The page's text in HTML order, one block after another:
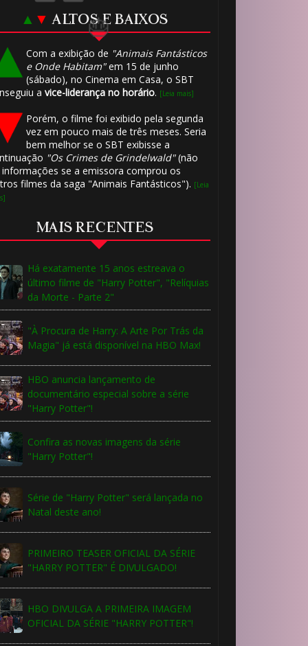
▲ ▼ ALTOS E BAIXOS
Com a exibição de "Animais Fantásticos
e Onde Habitam"em 15 de junho
(sábado), no Cinema em Casa, o SBT
a vice-liderança no horário. [Leia mais]
Porém, o filme foi exibido pela segunda
vez em pouco mais de três meses. Seria
bem melhor se o SBT exibisse a
"Os Crimes de Grindelwald"(não
informações se a emissora comprou os
filmes da saga "Animais Fantásticos"). [Leia
MAIS RECENTES
Há exatamente 15 anos estreava o
último filme de "Harry Potter", "Relíquias
da Morte - Parte 2"
"À Procura de Harry: A Arte Por Trás da
Magia" já está disponível na HBO Max!
HBO anuncia lançamento de
documentário especial sobre a série
"Harry Potter"!
Confira as novas imagens da série
"Harry Potter"!
Série de "Harry Potter" será lançada no
Natal deste ano!
PRIMEIRO TEASER OFICIAL DA SÉRIE
"HARRY POTTER" É DIVULGADO!
HBO DIVULGA A PRIMEIRA IMAGEM
OFICIAL DA SÉRIE "HARRY POTTER"!
8️⃣
⚡